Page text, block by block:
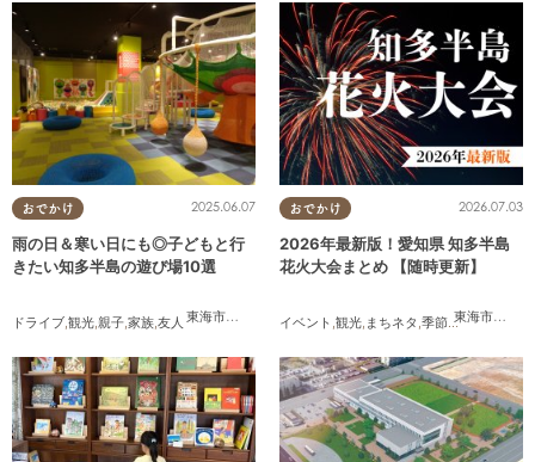
おでかけ
東海市大府市 知多市 東浦町,半田市, 常滑市,美浜町
2025.06.07
雨の日＆寒い日にも◎子どもと行
きたい知多半島の遊び場10選
ドライブ,観光,親子,家族,友人
おでかけ
東海市大府
2026.07.03
2026年最新版！愛知県 知多半島
花火大会まとめ 【随時更新】
イベント ,観光, まちネタ ,季節ネタ ,まとめ記